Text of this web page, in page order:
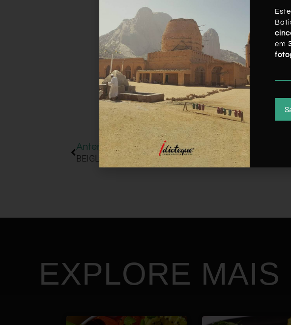
Facebook Twitter
Anterior
BEIGLI (Hungria)
EXPLORE MAIS
em